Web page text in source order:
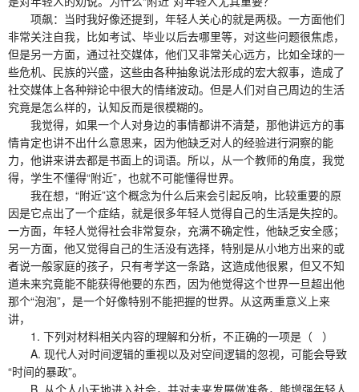
项飙：当时我好像还提到，年轻人关心的就是两极。一方面他们
非常关注自我，比如考试、毕业以后去哪里等，对这些问题很焦虑，
但是另一方面，通过社交媒体，他们又非常关心远方，比如全球的一
些危机、民族的兴盛，这些由各种抽象说法形成的宏大叙事，造成了
社交媒体上各种辩论中很大的情绪波动。但是人们对自己周边的生活
究竟是怎么样的，认知反而是很模糊的。
我觉得，如果一个人对身边的事情都讲不清楚，那他讲远方的事
情肯定也讲不出什么意思来，因为他缺乏对人的经验进行洞察的能
力，他讲来讲去都是书面上的词语。所以，从一个教师的角度，我觉
得，学生不懂得“附近”，也就不可能懂得世界。
我在想，“附近”这个概念为什么后来会引起反响，比较重要的原
因是它点出了一个症结，就是很多年轻人觉得自己的生活是失控的。
一方面，年轻人觉得社会非常复杂，充满不确定性，他缺乏安全感；
另一方面，他又觉得自己的生活没有选择，特别是从小地方出来的或
者说一般家庭的孩子，只有考学这一条路，这造成他很累，但又不知
道未来究竟能不能获得他要的东西，因为他觉得这个世界一旦超出他
那个“泡泡”，是一个好像特别不能把握的世界。从这两重意义上来
讲，
1. 下列对材料相关内容的理解和分析，不正确的一项是（ ）
A. 现代人对时间逻辑的重视以及对空间逻辑的忽视，可能会导致
“时间的暴政”。
B. 从个人小天地进入社会，并对未来发展做准备，能增强年轻人